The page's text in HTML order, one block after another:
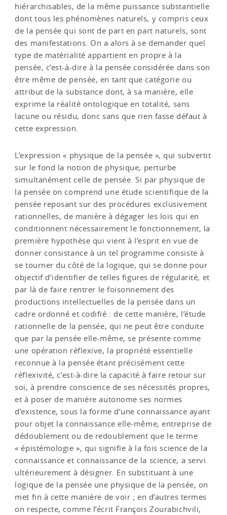
hiérarchisables, de la même puissance substantielle
dont tous les phénomènes naturels, y compris ceux
de la pensée qui sont de part en part naturels, sont
des manifestations. On a alors à se demander quel
type de matérialité appartient en propre à la
pensée, c’est-à-dire à la pensée considérée dans son
être même de pensée, en tant que catégorie ou
attribut de la substance dont, à sa manière, elle
exprime la réalité ontologique en totalité, sans
lacune ou résidu, donc sans que rien fasse défaut à
cette expression.
L’expression « physique de la pensée », qui subvertit
sur le fond la notion de physique, perturbe
simultanément celle de pensée. Si par physique de
la pensée on comprend une étude scientifique de la
pensée reposant sur des procédures exclusivement
rationnelles, de manière à dégager les lois qui en
conditionnent nécessairement le fonctionnement, la
première hypothèse qui vient à l’esprit en vue de
donner consistance à un tel programme consiste à
se tourner du côté de la logique, qui se donne pour
objectif d’identifier de telles figures de régularité, et
par là de faire rentrer le foisonnement des
productions intellectuelles de la pensée dans un
cadre ordonné et codifié : de cette manière, l’étude
rationnelle de la pensée, qui ne peut être conduite
que par la pensée elle-même, se présente comme
une opération réflexive, la propriété essentielle
reconnue à la pensée étant précisément cette
réflexivité, c’est-à-dire la capacité à faire retour sur
soi, à prendre conscience de ses nécessités propres,
et à poser de manière autonome ses normes
d’existence, sous la forme d’une connaissance ayant
pour objet la connaissance elle-même, entreprise de
dédoublement ou de redoublement que le terme
« épistémologie », qui signifie à la fois science de la
connaissance et connaissance de la science, a servi
ultérieurement à désigner. En substituant à une
logique de la pensée une physique de la pensée, on
met fin à cette manière de voir ; en d’autres termes
on respecte, comme l’écrit François Zourabichvili,